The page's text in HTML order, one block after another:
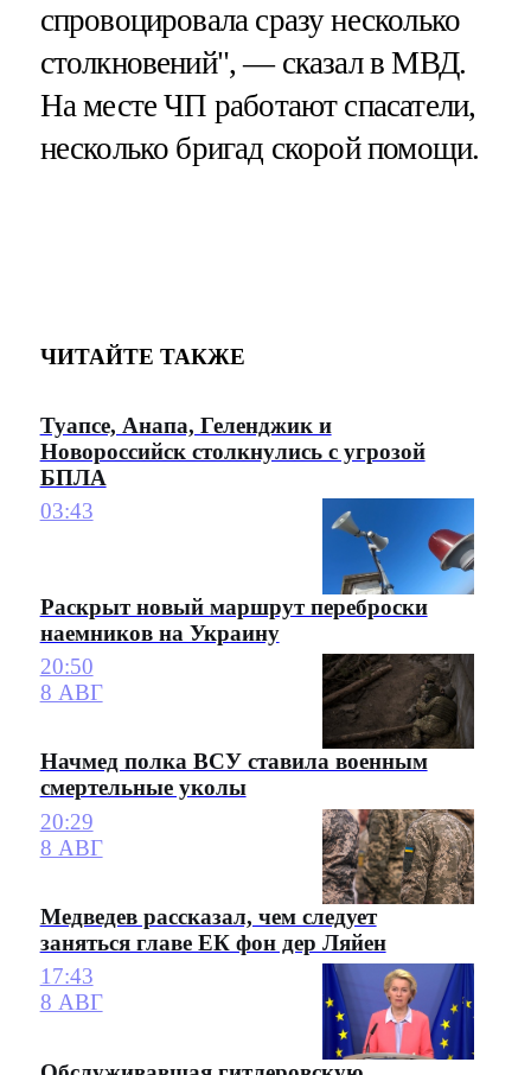
спровоцировала сразу несколько
столкновений", — сказал в МВД.
На месте ЧП работают спасатели,
несколько бригад скорой помощи.
ЧИТАЙТЕ ТАКЖЕ
Туапсе, Анапа, Геленджик и
Новороссийск столкнулись с угрозой
БПЛА
03:43
Раскрыт новый маршрут переброски
наемников на Украину
20:50
8 АВГ
Начмед полка ВСУ ставила военным
смертельные уколы
20:29
8 АВГ
Медведев рассказал, чем следует
заняться главе ЕК фон дер Ляйен
17:43
8 АВГ